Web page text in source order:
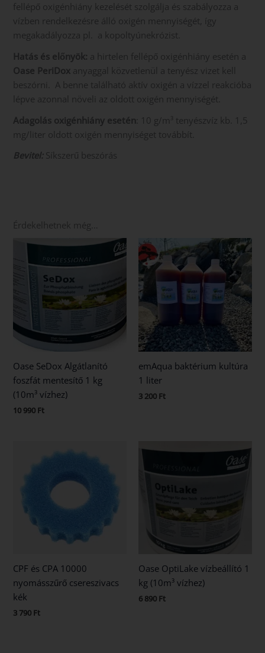
fellépő oxigénhiány kezelését szolgálja és szabályozza a
vízben rendelkezésre álló oxigén mennyiségét, így
megakadályozza pl. a kopoltyúnekrózist.
Hatás és előnyök: a hirtelen fellépő oxigénhiány esetén a
Oase PeriDox anyaggal közvetlenül a tenyész vizet kell
beszórni. A benne található aktív oxigén a vízzel reakcióba
lépve azonnal növeli az oldott oxigén mennyiségét.
Adagolás oxigénhiány esetén : 10 g/m³ tenyészvíz kb. 1,5
mg/liter oldott oxigén mennyiséget továbbít.
Bevitel:Síkszerű beszórás
Érdekelhetnek még…
Oase SeDox Algátlanító
foszfát mentesítő 1 kg
(10m³ vízhez)
10 990 Ft
emAqua baktérium kultúra
1 liter
3 200 Ft
CPF és CPA 10000
nyomásszűrő csereszivacs
kék
3 790 Ft
Oase OptiLake vízbeállító 1
kg (10m³ vízhez)
6 890 Ft